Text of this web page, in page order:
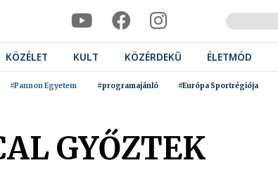
KÖZÉLET KULT KÖZÉRDEKŰ ÉLETMÓD
#Pannon Egyetem #programajánló #Európa Sportrégiója
GYŐZTEK